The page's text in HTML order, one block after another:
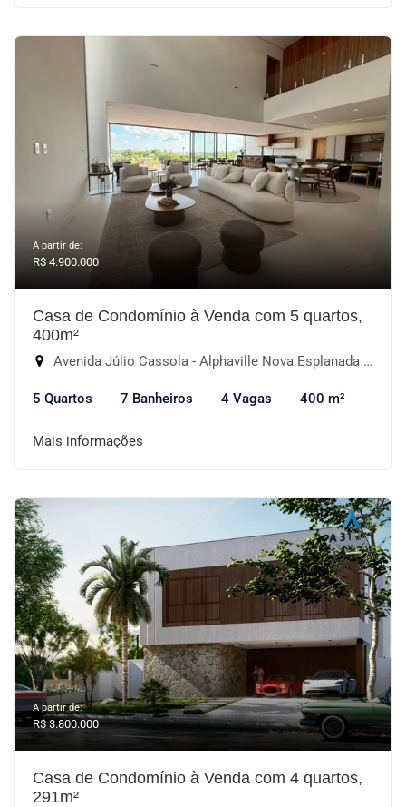
A partir de:
R$ 4.900.000
Casa de Condomínio à Venda com 5 quartos,
400m²
Avenida Júlio Cassola - Alphaville Nova Esplanada II, Votorantim-SP
5 Quartos 7 Banheiros 4 Vagas 400 m²
Mais informações
A partir de:
R$ 3.800.000
Casa de Condomínio à Venda com 4 quartos,
291m²